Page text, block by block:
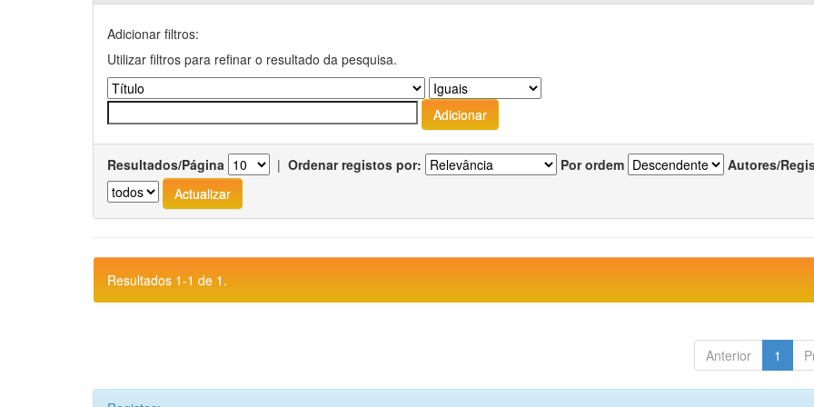
Adicionar filtros:
Utilizar filtros para refinar o resultado da pesquisa.
Resultados/Página | Ordenar registos por: Por ordem Autores/
Resultados 1-1 de 1.
Anterior 1